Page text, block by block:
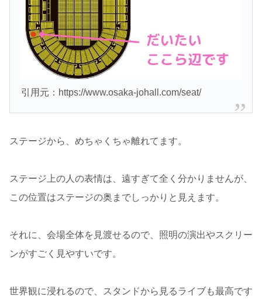
引用元：https://www.osaka-johall.com/seat/
ステージから、めちゃくちゃ離れてます。
ステージ上の人の表情は、遠すぎて全く分かりませんが、
この位置はステージの奥までしっかりと見えます。
それに、会場全体を見渡せるので、照明の演出やスクリー
ンがすごく見やすいです。
世界観に浸れるので、スタンドから見るライブも最高です